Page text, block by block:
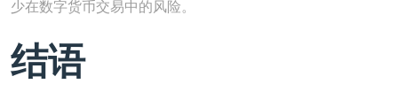
少在数字货币交易中的风险。
结语